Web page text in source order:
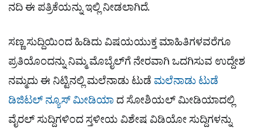
ನದಿ ಈ ಪತ್ರಿಕೆಯನ್ನು ಇಲ್ಲಿ ನೀಡಲಾಗಿದೆ.
ಸಣ್ಣ ಸುದ್ದಿಯಿಂದ ಹಿಡಿದು ವಿಷಯಯುಕ್ತ ಮಾಹಿತಿಗಳವರೆಗೂ
ಪ್ರತಿಯೊಂದನ್ನು ನಿಮ್ಮ ಮೊಬೈಲ್​ಗೆ ನೇರವಾಗಿ ಒದಗಿಸುವ ಉದ್ದೇಶ
ನಮ್ಮದು ಈ ನಿಟ್ಟಿನಲ್ಲಿ ಮಲೆನಾಡು ಟುಡೆ ಮಲೆನಾಡು ಟುಡೆ
ಡಿಜಿಟಲ್ ನ್ಯೂಸ್ ಮೀಡಿಯಾ ದ ಸೋಶಿಯಲ್​ ಮೀಡಿಯಾದಲ್ಲಿ
ವೈರಲ್​ ಸುದ್ದಿಗಳಿಂದ ಸ್ತಳೀಯ ವಿಶೇಷ ವಿಡಿಯೋ ಸುದ್ದಿಗಳನ್ನು